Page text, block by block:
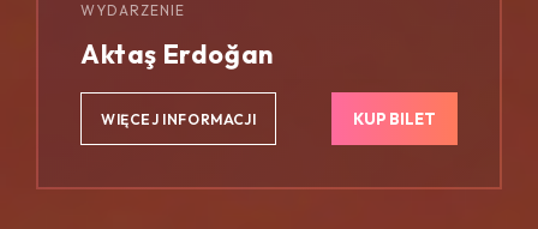
WYDARZENIE
Aktaş Erdoğan
WIĘCEJ INFORMACJI KUP BILET